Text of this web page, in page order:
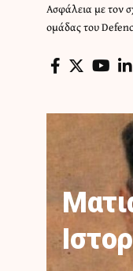
Ασφάλεια με τον
ομάδας του